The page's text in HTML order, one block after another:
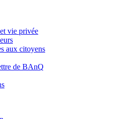
vie privée
aux citoyens
de BAnQ